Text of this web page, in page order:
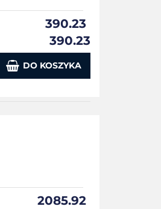
390.23
390.23
DO KOSZYKA
2085.92